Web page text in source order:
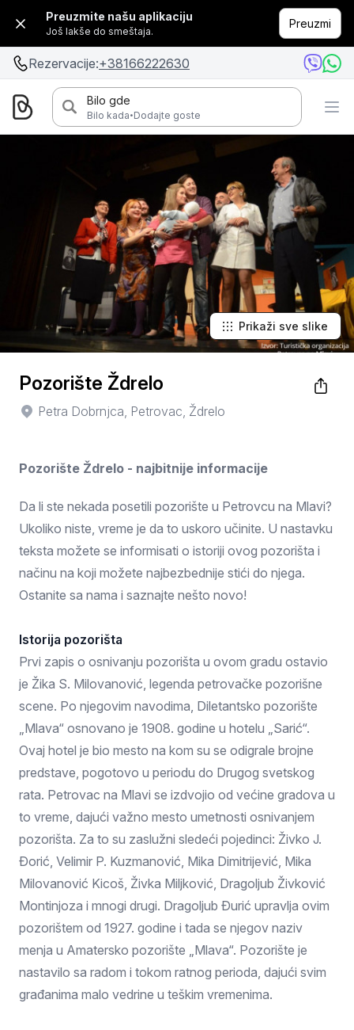
Preuzmite našu aplikaciju
Još lakše do smeštaja.
Preuzmi
Rezervacije:+38166222630
Bilo gde
Bilo kada·Dodajte goste
Prikaži sve slike
Pozorište Ždrelo
Petra Dobrnjca, Petrovac, Ždrelo
Pozorište Ždrelo - najbitnije informacije
Da li ste nekada posetili pozorište u Petrovcu na Mlavi?
Ukoliko niste, vreme je da to uskoro učinite. U nastavku
teksta možete se informisati o istoriji ovog pozorišta i
načinu na koji možete najbezbednije stići do njega.
Ostanite sa nama i saznajte nešto novo!
Istorija pozorišta
Prvi zapis o osnivanju pozorišta u ovom gradu ostavio
je Žika S. Milovanović, legenda petrovačke pozorišne
scene. Po njegovim navodima, Diletantsko pozorište
„Mlava“ osnovano je 1908. godine u hotelu „Sarić“.
Ovaj hotel je bio mesto na kom su se odigrale brojne
predstave, pogotovo u periodu do Drugog svetskog
rata. Petrovac na Mlavi se izdvojio od većine gradova u
to vreme, dajući važno mesto umetnosti osnivanjem
pozorišta. Za to su zaslužni sledeći pojedinci: Živko J.
Đorić, Velimir P. Kuzmanović, Mika Dimitrijević, Mika
Milovanović Kicoš, Živka Miljković, Dragoljub Živković
Montinjoza i mnogi drugi. Dragoljub Đurić upravlja ovim
pozorištem od 1927. godine i tada se njegov naziv
menja u Amatersko pozorište „Mlava“. Pozorište je
nastavilo sa radom i tokom ratnog perioda, dajući svim
građanima malo vedrine u teškim vremenima.